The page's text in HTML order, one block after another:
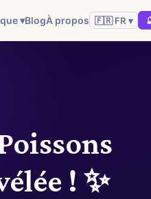
▾BlogÀ propos 🇫🇷 FR ▾
! ✨